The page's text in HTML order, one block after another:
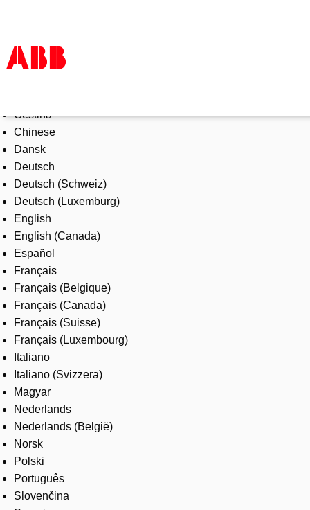
Products & Solutions
Industries
Services
About us
Where to buy
Contact us
Careers
Čeština
Chinese
Dansk
Deutsch
Deutsch (Schweiz)
Deutsch (Luxemburg)
English
English (Canada)
Español
Français
Français (Belgique)
Français (Canada)
Français (Suisse)
Français (Luxembourg)
Italiano
Italiano (Svizzera)
Magyar
Nederlands
Nederlands (België)
Norsk
Polski
Português
Slovenčina